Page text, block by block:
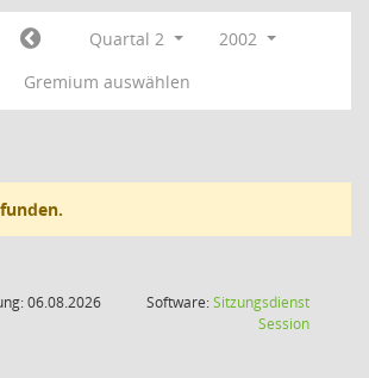
Quartal 2
2002
Gremium auswählen
06.08.2026
Software:Sitzungsdienst
Session(Wird in